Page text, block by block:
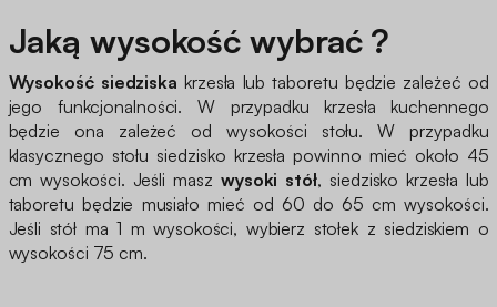
Jaką wysokość wybrać ?
Wysokość siedziska krzesła lub taboretu będzie zależeć od
jego funkcjonalności. W przypadku krzesła kuchennego
będzie ona zależeć od wysokości stołu. W przypadku
klasycznego stołu siedzisko krzesła powinno mieć około 45
cm wysokości. Jeśli masz wysoki stół, siedzisko krzesła lub
taboretu będzie musiało mieć od 60 do 65 cm wysokości.
Jeśli stół ma 1 m wysokości, wybierz stołek z siedziskiem o
wysokości 75 cm.